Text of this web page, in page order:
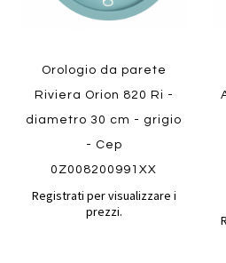
Orologio da parete
Riviera Orion 820 Ri -
diametro 30 cm - grigio
- Cep
0Z008200991XX
Registrati per visualizzare i
prezzi.